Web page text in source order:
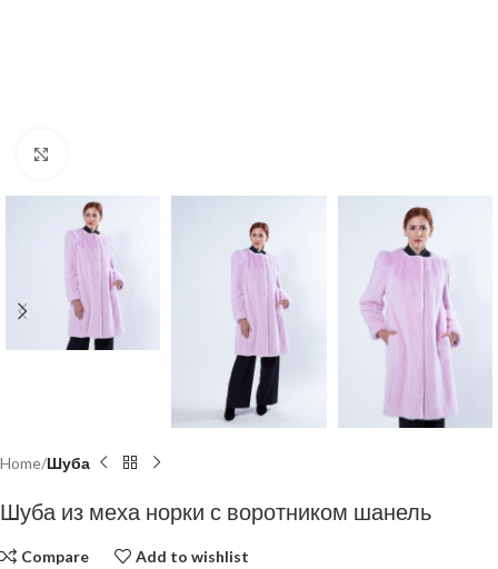
Home Шуба
Шуба из меха норки с воротником шанель
Compare Add to wishlist